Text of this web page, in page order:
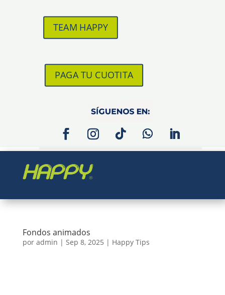
TEAM HAPPY
PAGA TU CUOTITA
Fondos animados
por admin | Sep 8, 2025 | Happy Tips